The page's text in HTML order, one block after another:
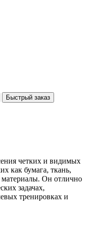
Быстрый заказ
четких и видимых
как бумага, ткань,
материалы. Он отлично
задачах,
тренировках и